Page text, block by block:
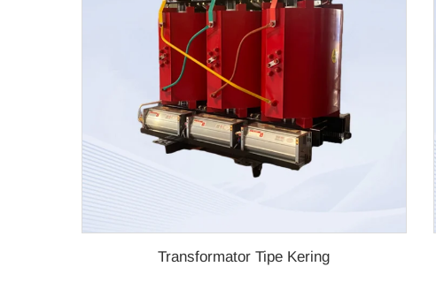
Transformator Tipe Kering